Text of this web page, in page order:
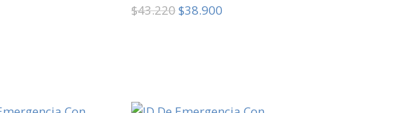
$43.220El
$38.900